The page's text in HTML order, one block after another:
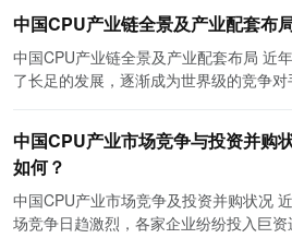
理软件产业链将不断发展壮大，为企业提
源管理解决方案。
链上下游企业的扶持和引导，形成良好
CPU产业为核心的整体发展战略，推动
竞争，提升我国CPU产业的整体竞争力。 综上所述，我国CPU产业
的发展面临着巨大的机遇和挑战。通过
有信心在全球CPU市场上取得突破。作为
研人才的国家，中国CPU产业的崛起将
有力的支撑，进一步提升中国在全球信息
但与国际先进水平相比还存在一定的差
加强技术研发和创新能力的提升，以提高产
中国CPU产业还面临国际市场竞争的压力
激烈的市场，中国CPU企业需要与国际知
加强研发和创新，提高产品性能和质量，以满足
发展中，中国CPU产业将继续面临挑战
和竞争力。同时，中国市场庞大的消费需
大的市场空间。因此，中国CPU产业有
CPU产业的技术研发和创新提供了有力
CPU产业输送了大量的人才，培养了一批
才不仅具备了硬件工程领域的知识和技能
大的需求为企业提供了丰富的销售机会；
优惠政策和扶持措施为企业提供了良好
中国拥有世界一流的高等学府和大量高素
提供了强大的人力资源。 然而，中国CPU产业也存在着一些不足之
处：一是技术水平相对较低，与国际领
表现出色，其Ryzen系列处理器在消费
角。 与此同时，中国的CPU企业联发科技也在全球范围内扩大了影
响力。联发科技主要在移动端市场竞争激
领域进行了布局，争取在新兴产业中获得更大
为全球最大的电子消费市场，也逐渐成
地。此外，在中国，还存在一些本土企业
例如，海思半导体（HiSilicon）是华为旗
系列处理器在智能手机和其他消费电子
应用市场可以分为个人电脑、服务器、
域。在个人电脑市场，随着人们对高性能
CPU的需求也在持续增长。同时，随着云
智能手机的普及推动下，CPU的需求也
场也是中国CPU产业的一个重要领域，
高性能、低功耗的CPU需求很大，这也为
发展空间。 其次，中国CPU产业在细分市场中面临着激烈的竞争。
目前，国内外的CPU厂商竞争激烈，例
中国CPU产业链全景及产业配套布
中国CPU产业链全景及产业配套布局 近年来，中国的CPU产业取得
了长足的发展，逐渐成为世界级的竞争
计是整个产业链的核心环节，中国的芯
开拓方面取得了不小的成绩。目前，中国
自主研发的CPU产品，并在市场上取得了一定的
的芯片制造环节也有了显著的进展。中国
中国CPU产业市场竞争与投资并购
如何？
中国CPU产业市场竞争及投资并购状况 近年来，中国的CPU产业市
场竞争日趋激烈，各家企业纷纷投入巨